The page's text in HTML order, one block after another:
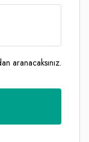
aranacaksınız.